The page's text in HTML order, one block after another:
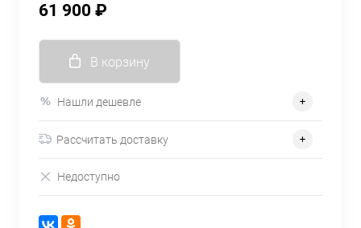
61 900 ₽
В корзину
Нашли дешевле
Рассчитать доставку
Недоступно